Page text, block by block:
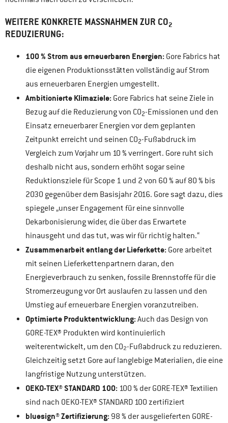
WEITERE KONKRETE MASSNAHMEN ZUR CO 2
REDUZIERUNG:
100 % Strom aus erneuerbaren Energien: Gore Fabrics hat
die eigenen Produktionsstätten vollständig auf Strom
aus erneuerbaren Energien umgestellt.
Ambitionierte Klimaziele: Gore Fabrics hat seine Ziele in
Bezug auf die Reduzierung von CO2-Emissionen und den
Einsatz erneuerbarer Energien vor dem geplanten
Zeitpunkt erreicht und seinen CO2-Fußabdruck im
Vergleich zum Vorjahr um 10 % verringert. Gore ruht sich
deshalb nicht aus, sondern erhöht sogar seine
Reduktionsziele für Scope 1 und 2 von 60 % auf 80 % bis
2030 gegenüber dem Basisjahr 2016. Gore sagt dazu, dies
spiegele „unser Engagement für eine sinnvolle
Dekarbonisierung wider, die über das Erwartete
hinausgeht und das tut, was wir für richtig halten.“
Zusammenarbeit entlang der Lieferkette: Gore arbeitet
mit seinen Lieferkettenpartnern daran, den
Energieverbrauch zu senken, fossile Brennstoffe für die
Stromerzeugung vor Ort auslaufen zu lassen und den
Umstieg auf erneuerbare Energien voranzutreiben.
Optimierte Produktentwicklung:Auch das Design von
GORE-TEX® Produkten wird kontinuierlich
weiterentwickelt, um den CO₂-Fußabdruck zu reduzieren.
Gleichzeitig setzt Gore auf langlebige Materialien, die eine
langfristige Nutzung unterstützen.
OEKO-TEX® STANDARD 100: 100 % der GORE-TEX® Textilien
sind nach OEKO-TEX® STANDARD 100 zertifiziert
bluesign® Zertifizierung: 98 % der ausgelieferten GORE-